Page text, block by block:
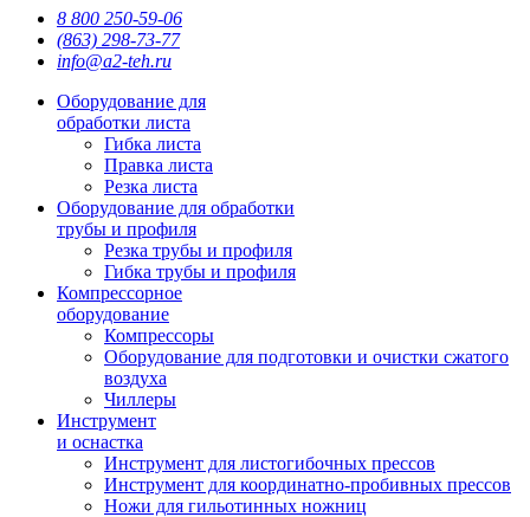
8 800 250-59-06
(863) 298-73-77
info@a2-teh.ru
Оборудование для
обработки листа
Гибка листа
Правка листа
Резка листа
Оборудование для обработки
трубы и профиля
Резка трубы и профиля
Гибка трубы и профиля
Компрессорное
оборудование
Компрессоры
Оборудование для подготовки и очистки сжатого
воздуха
Чиллеры
Инструмент
и оснастка
Инструмент для листогибочных прессов
Инструмент для координатно-пробивных прессов
Ножи для гильотинных ножниц